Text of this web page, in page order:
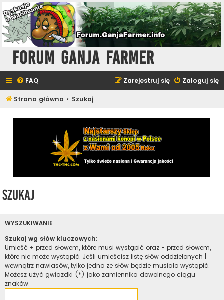
Forum Ganja Farmer
FAQ Zaloguj się
Zarejestruj się
Strona główna Szukaj
Szukaj
WYSZUKIWANIE
Szukaj wg słów kluczowych:
Umieść + przed słowem, które musi wystąpić oraz - przed słowem,
które nie może wystąpić. Jeśli umieścisz listę słów oddzielonych
wewnątrz nawiasów, tylko jedno ze słów będzie musiało wystąpić.
Możesz użyć gwiazdki (*) jako zamiennika dowolnego ciągu
znaków.